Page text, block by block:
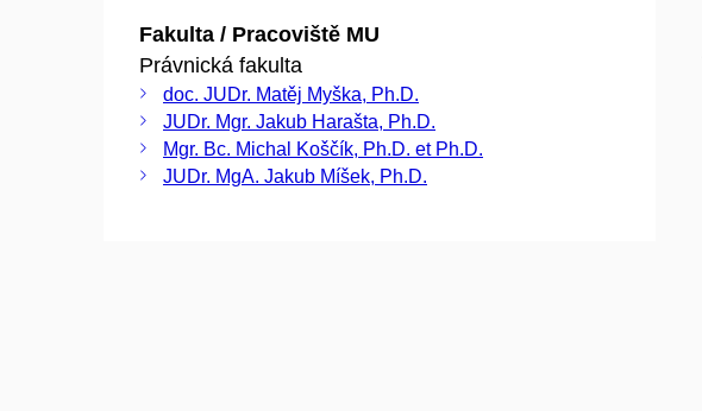
Fakulta / Pracoviště MU
Právnická fakulta
doc. JUDr. Matěj Myška, Ph.D.
JUDr. Mgr. Jakub Harašta, Ph.D.
Mgr. Bc. Michal Koščík, Ph.D. et Ph.D.
JUDr. MgA. Jakub Míšek, Ph.D.